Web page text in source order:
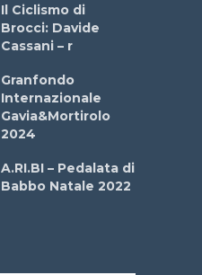
Il Ciclismo di
Brocci: Davide
Cassani – r
Granfondo
Internazionale
Gavia&Mortirolo
2024
A.RI.BI – Pedalata di
Babbo Natale 2022